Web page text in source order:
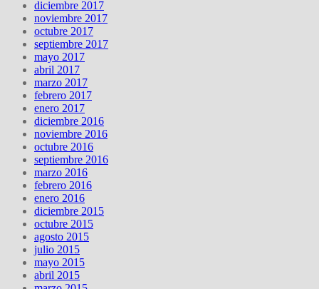
diciembre 2017
noviembre 2017
octubre 2017
septiembre 2017
mayo 2017
abril 2017
marzo 2017
febrero 2017
enero 2017
diciembre 2016
noviembre 2016
octubre 2016
septiembre 2016
marzo 2016
febrero 2016
enero 2016
diciembre 2015
octubre 2015
agosto 2015
julio 2015
mayo 2015
abril 2015